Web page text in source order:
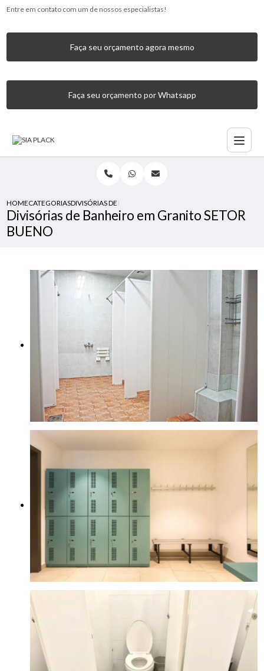
Entre em contato com um de nossos especialistas!
Faça seu orçamento agora mesmo
Faça seu orçamento por Whatsapp
HOMECATEGORIASDIVISÓRIAS DE BANHEIRO EM GRANITO SETOR BUENO
Divisórias de Banheiro em Granito SETOR
BUENO